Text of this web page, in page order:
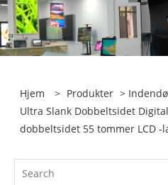
Hjem > Produkter >
Ultra Slank Dobbeltsidet
dobbeltsidet 55 tommer LCD